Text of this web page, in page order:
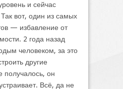
и сейчас
вот, один из самых
— избавление от
2 года назад
человеком, за это
другие
получалось, он
Всё, да не